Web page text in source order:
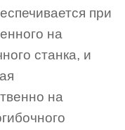
при
на
станка, и
на